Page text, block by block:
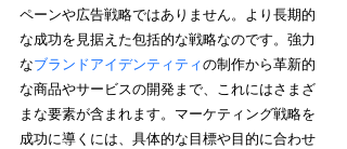
ペーンや広告戦略ではありません。より長期的
な成功を見据えた包括的な戦略なのです。強力
なブランドアイデンティティの制作から革新的
な商品やサービスの開発まで、これにはさまざ
まな要素が含まれます。マーケティング戦略を
成功に導くには、具体的な目標や目的に合わせ